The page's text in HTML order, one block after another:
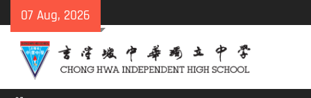
to
content
07 Aug, 2026